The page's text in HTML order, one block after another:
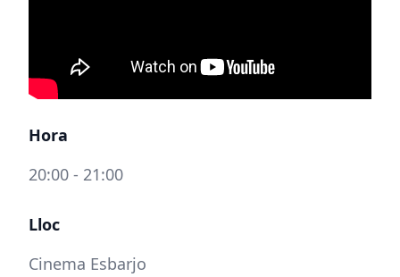
Hora
20:00 - 21:00
Lloc
Cinema Esbarjo